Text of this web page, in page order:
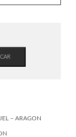
– ARAGON